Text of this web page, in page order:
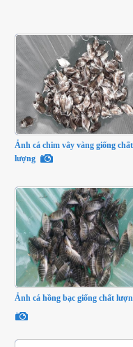
Ảnh cá chim vây vàng giống chất
lượng
Ảnh cá hồng bạc giống chất